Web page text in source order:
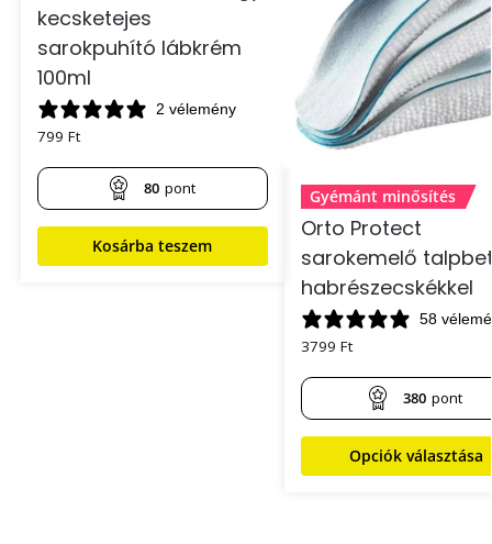
kecsketejes
sarokpuhító lábkrém
100ml
2 vélemény
799 Ft
80 pont
Kosárba teszem
Gyémánt minősítés
Orto Protect
sarokemelő
habrészecskékkel
58
3799 Ft
380 pont
Opciók választása